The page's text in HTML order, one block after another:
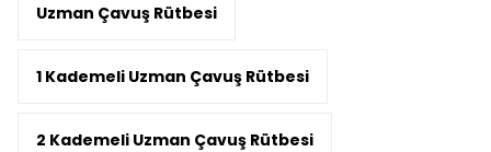
Uzman Çavuş Rütbesi
1 Kademeli Uzman Çavuş Rütbesi
2 Kademeli Uzman Çavuş Rütbesi